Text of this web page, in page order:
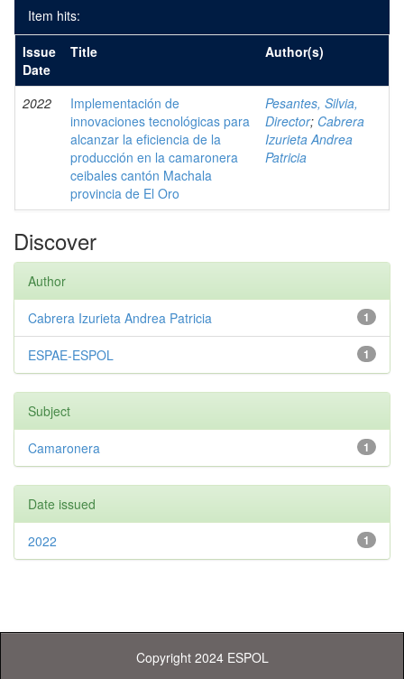
Item hits:
Issue
Date
Title Author(s)
2022
Implementación de
innovaciones tecnológicas para
alcanzar la eficiencia de la
producción en la camaronera
ceibales cantón Machala
provincia de El Oro
Pesantes, Silvia,
Director; Cabrera
Izurieta Andrea
Patricia
Discover
Author
1
Cabrera Izurieta Andrea Patricia
1
ESPAE-ESPOL
Subject
1
Camaronera
Date issued
1
2022
Copyright 2024 ESPOL